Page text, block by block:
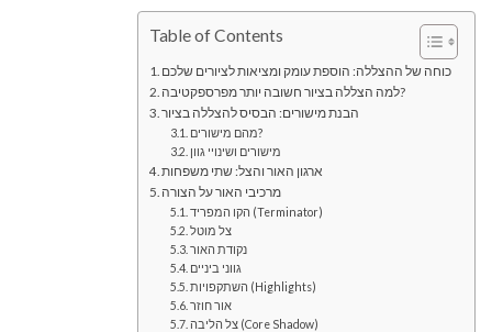
Table of Contents
כוחה של ההצללה: הוספת עומק ומציאות לציורים שלכם
למה הצללה בציור חשובה יותר מפרספקטיבה?
הבנת מישורים: הבסיס להצללה בציור
מהם מישורים?
מישורים ושינויי גוון
ארגון האור והצל: שתי משפחות
מרכיבי האור על הצורה
הקו המפריד (Terminator)
צל מוטל
נקודת האור
גווני ביניים
השתקפויות (Highlights)
אור חוזר
צל הליבה (Core Shadow)